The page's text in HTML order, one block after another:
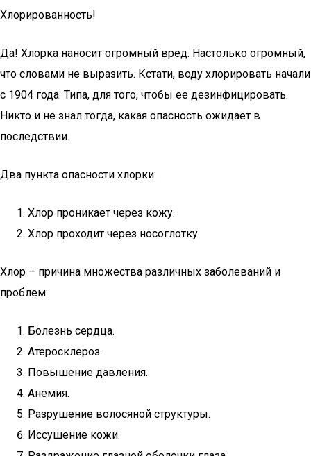
Хлорированность!
Да! Хлорка наносит огромный вред. Настолько огромный,
что словами не выразить. Кстати, воду хлорировать начали
с 1904 года. Типа, для того, чтобы ее дезинфицировать.
Никто и не знал тогда, какая опасность ожидает в
последствии.
Два пункта опасности хлорки:
Хлор проникает через кожу.
Хлор проходит через носоглотку.
Хлор – причина множества различных заболеваний и
проблем:
Болезнь сердца.
Атеросклероз.
Повышение давления.
Анемия.
Разрушение волосяной структуры.
Иссушение кожи.